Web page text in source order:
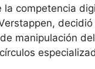
competencia
manipulación